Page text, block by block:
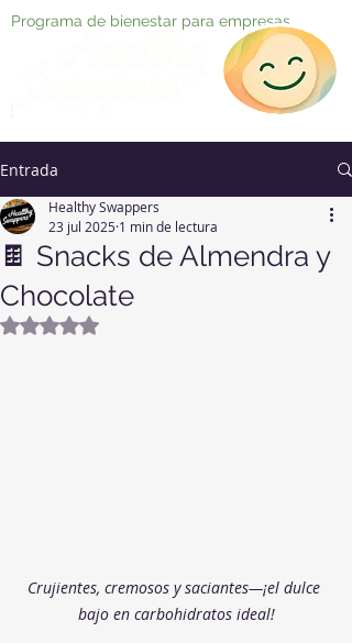
Programa de bienestar para empresas
Entrada
🍫 Snacks de Almendra y
Chocolate
Healthy Swappers
23 jul 2025 1 min de lectura
Obtuvo NaN de 5 estrellas.
Crujientes, cremosos y saciantes—¡el dulce
bajo en carbohidratos ideal!